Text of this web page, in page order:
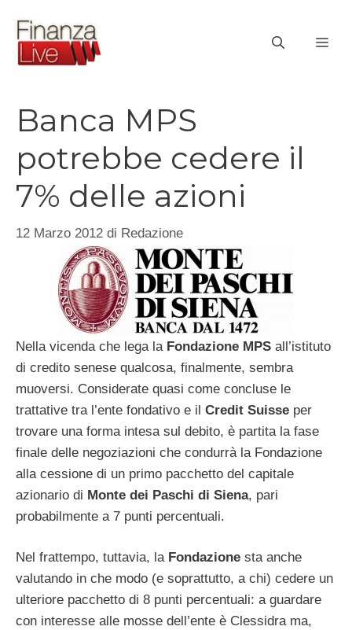
contenuto
Banca MPS
potrebbe cedere il
7% delle azioni
12 Marzo 2012 di Redazione
Nella vicenda che lega la Fondazione MPS all’istituto
di credito senese qualcosa, finalmente, sembra
muoversi. Considerate quasi come concluse le
trattative tra l’ente fondativo e il Credit Suisse per
trovare una forma intesa sul debito, è partita la fase
finale delle negoziazioni che condurrà la Fondazione
alla cessione di un primo pacchetto del capitale
azionario di Monte dei Paschi di Siena, pari
probabilmente a 7 punti percentuali.
Nel frattempo, tuttavia, la Fondazione sta anche
valutando in che modo (e soprattutto, a chi) cedere un
ulteriore pacchetto di 8 punti percentuali: a guardare
con interesse alle mosse dell’ente è Clessidra ma,